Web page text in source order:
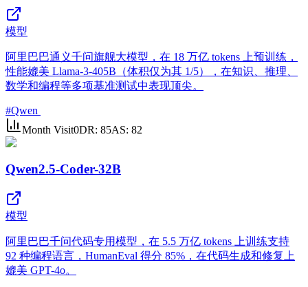
模型
阿里巴巴通义千问旗舰大模型，在 18 万亿 tokens 上预训练，
性能媲美 Llama-3-405B（体积仅为其 1/5），在知识、推理、
数学和编程等多项基准测试中表现顶尖。
#Qwen
Month Visit0DR: 85AS: 82
Qwen2.5-Coder-32B
模型
阿里巴巴千问代码专用模型，在 5.5 万亿 tokens 上训练支持
92 种编程语言，HumanEval 得分 85%，在代码生成和修复上
媲美 GPT-4o。